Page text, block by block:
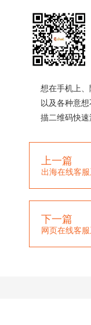
想在手机上
以及各种意
描二维码快速
上一篇
出海在线客
下一篇
网页在线客